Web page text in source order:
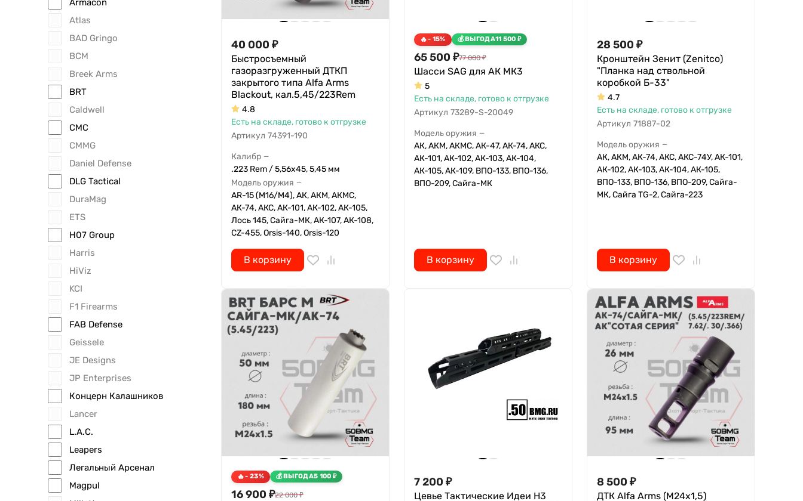
Atlas
BAD Gringo
BCM
Breek Arms
BRT
Caldwell
CMC
CMMG
Daniel Defense
DLG Tactical
DuraMag
ETS
H07 Group
Harris
HiViz
KCI
F1 Firearms
FAB Defense
Geissele
JE Designs
JP Enterprises
Концерн Калашников
Lancer
L.A.C.
Leapers
Легальный Арсенал
Magpul
40 000 ₽
Быстросъемный
газоразгруженный ДТКП
закрытого типа Alfa Arms
Blackout, кал.5,45/223Rem
4.8
Есть на складе, готово к отгрузке
Артикул 74391-190
Калибр —
.223 Rem / 5,56x45, 5,45 мм
Модель оружия —
AR-15 (M16/M4), АК, АКМ, АКМС,
АК-74, АКС, АК-101, АК-102, АК-105,
Лось 145, Сайга-МК, АК-107, АК-108,
CZ-455, Orsis-140, Orsis-120
В корзину
- 15% ВЫГОДА11 500 ₽
65 500 ₽77 000 ₽
Шасси SAG для АК МК3
5
Есть на складе, готово к отгрузке
Артикул 73289-S-20049
Модель оружия —
АК, АКМ, АКМС, АК-47, АК-74, АКС,
АК-101, АК-102, АК-103, АК-104,
АК-105, АК-109, ВПО-133, ВПО-136,
ВПО-209, Сайга-МК
В корзину
28 500 ₽
Кронштейн Зенит (Zenitco)
"Планка над ствольной
коробкой Б-33"
4.7
Есть на складе, готово к отгрузке
Артикул 71887-02
Модель оружия —
АК, АКМ, АК-74, АКС, АКС-74У, АК-101,
АК-102, АК-103, АК-104, АК-105,
ВПО-133, ВПО-136, ВПО-209, Сайга-
МК, Сайга TG-2, Сайга-223
В корзину
- 23% ВЫГОДА5 100 ₽
16 900 ₽22 000 ₽
7 200 ₽
Цевье Тактические Идеи Н3
8 500 ₽
ДТК Alfa Arms (М24х1,5)